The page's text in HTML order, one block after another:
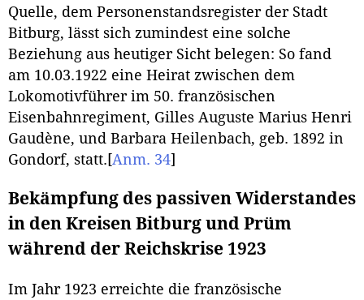
Quelle, dem Personenstandsregister der Stadt
Bitburg, lässt sich zumindest eine solche
Beziehung aus heutiger Sicht belegen: So fand
am 10.03.1922 eine Heirat zwischen dem
Lokomotivführer im 50. französischen
Eisenbahnregiment, Gilles Auguste Marius Henri
Gaudène, und Barbara Heilenbach, geb. 1892 in
Gondorf, statt. [Anm. 34]
Bekämpfung des passiven Widerstandes
in den Kreisen Bitburg und Prüm
während der Reichskrise 1923
Im Jahr 1923 erreichte die französische